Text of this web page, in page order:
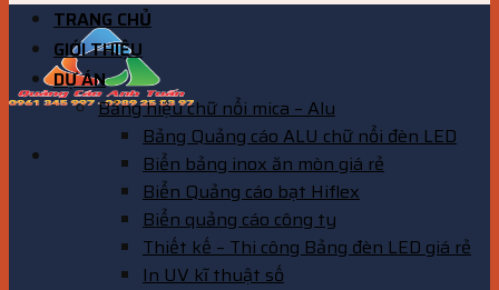
TRANG CHỦ
GIỚI THIỆU
DỰ ÁN
Bảng hiệu chữ nổi mica – Alu
Bảng Quảng cáo ALU chữ nổi đèn LED
Biển bảng inox ăn mòn giá rẻ
Biển Quảng cáo bạt Hiflex
Biển quảng cáo công ty
Thiết kế – Thi công Bảng đèn LED giá rẻ
In UV kĩ thuật số